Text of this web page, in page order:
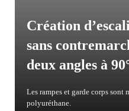
Création
sans
deux angles à
Les rampes et garde corps
polyuréthane.